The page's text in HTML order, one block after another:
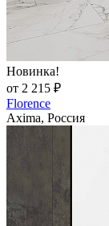
Новинка!
от 2 215 ₽
Florence
Axima, Россия